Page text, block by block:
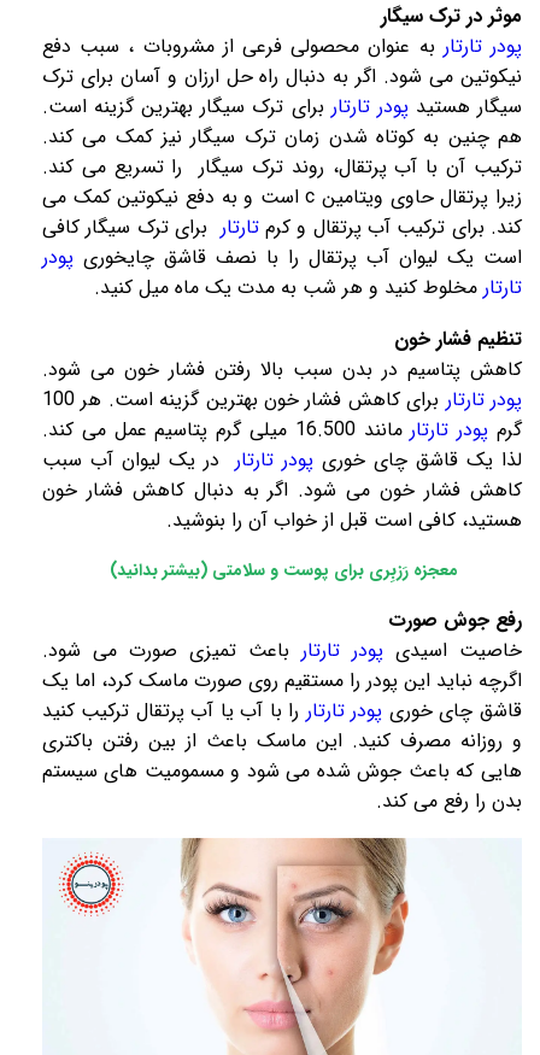
موثر در ترک سیگار
پودر تارتار به عنوان محصولی فرعی از مشروبات ، سبب دفع
نیکوتین می شود. اگر به دنبال راه حل ارزان و آسان برای ترک
سیگار هستید پودر تارتار برای ترک سیگار بهترین گزینه است.
هم چنین به کوتاه شدن زمان ترک سیگار نیز کمک می کند.
ترکیب آن با آب پرتقال، روند ترک سیگار را تسریع می کند.
زیرا پرتقال حاوی ویتامین c است و به دفع نیکوتین کمک می
کند. برای ترکیب آب پرتقال و کرمتارتار برای ترک سیگار کافی
است یک لیوان آب پرتقال را با نصف قاشق چایخوری پودر
تارتار مخلوط کنید و هر شب به مدت یک ماه میل کنید.
تنظیم فشار خون
کاهش پتاسیم در بدن سبب بالا رفتن فشار خون می شود.
پودر تارتار
برای کاهش فشار خون بهترین گزینه است. هر 100
گرم پودر تارتار
مانند 16.500 میلی گرم پتاسیم عمل می کند.
لذا یک قاشق چای خوری پودر تارتاردر یک لیوان آب سبب
کاهش فشار خون می شود. اگر به دنبال کاهش فشار خون
هستید، کافی است قبل از خواب آن را بنوشید.
معجزه رَزبِری برای پوست و سلامتی (بیشتر بدانید)
رفع جوش صورت
خاصیت اسیدی پودر تارتار باعث تمیزی صورت می شود.
اگرچه نباید این پودر را مستقیم روی صورت ماسک کرد، اما یک
قاشق چای خوری پودر تارتار را با آب یا آب پرتقال ترکیب کنید
و روزانه مصرف کنید. این ماسک باعث از بین رفتن باکتری
هایی که باعث جوش شده می شود و مسمومیت های سیستم
بدن را رفع می کند.